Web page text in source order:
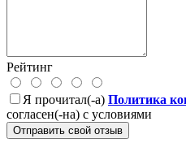
Рейтинг
Я прочитал(-а) Политика
согласен(-на) с условиями
Отправить свой отзыв